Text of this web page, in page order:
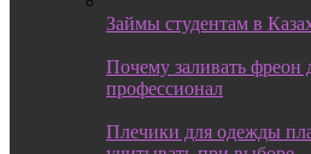
Займы студентам в
Почему заливать фреон
профессионал
Плечики для одежды